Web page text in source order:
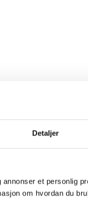
Detaljer
et personlig
om hvordan du